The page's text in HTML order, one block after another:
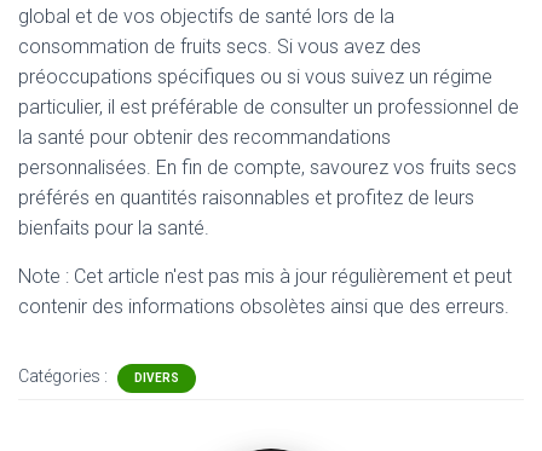
global et de vos objectifs de santé lors de la
consommation de fruits secs. Si vous avez des
préoccupations spécifiques ou si vous suivez un régime
particulier, il est préférable de consulter un professionnel de
la santé pour obtenir des recommandations
personnalisées. En fin de compte, savourez vos fruits secs
préférés en quantités raisonnables et profitez de leurs
bienfaits pour la santé.
Note : Cet article n'est pas mis à jour régulièrement et peut
contenir des informations obsolètes ainsi que des erreurs.
Catégories : DIVERS